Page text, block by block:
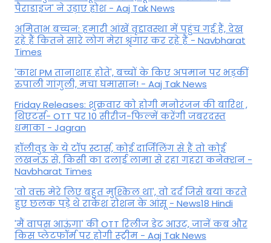
पैराडाइज' ने उड़ाए होश - Aaj Tak News
अमिताभ बच्चन: हमारी आंखें वृद्दावस्था में पहुंच गई हैं, देख
रहे हैं कितने सारे लोग मेरा श्रृंगार कर रहे हैं - Navbharat
Times
'काश PM तानाशाह होते', बच्चों के किए अपमान पर भड़कीं
रुपाली गांगुली, मचा घमासान! - Aaj Tak News
Friday Releases: शुक्रवार को होगी मनोरंजन की बारिश ,
थिएटर्स- OTT पर 10 सीरीज-फिल्में करेंगी जबरदस्त
धमाका - Jagran
हॉलीवुड के ये टॉप स्टार्स, कोई दार्जिलिंग से हैं तो कोई
लखनऊ से, किसी का दलाई लामा से रहा गहरा कनेक्शन -
Navbharat Times
'वो वक्त मेरे लिए बहुत मुश्किल था', वो दर्द जिसे बयां करते
हुए छलक पड़े थे राकेश रोशन के आंसू - News18 Hindi
'मैं वापस आऊंगा' की OTT रिलीज डेट आउट, जानें कब और
किस प्लेटफॉर्म पर होगी स्ट्रीम - Aaj Tak News